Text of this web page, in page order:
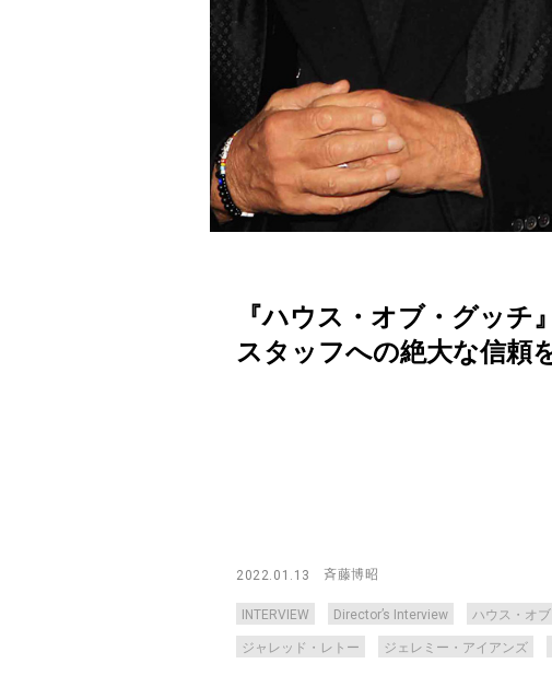
『ハウス・オブ・グッ
スタッフへの絶大な信頼
2022.01.13 斉藤博昭
INTERVIEW Director’s Interview ハウス・オ
ジャレッド・レトー ジェレミー・アイアンズ